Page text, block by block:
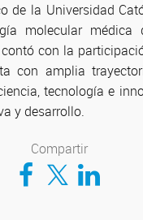
de la Universidad
molecular médica
con la
con amplia
tecnología e
y desarrollo.
Compartir
Compartir en Facebook
Compartir en Twitter
Compartir en